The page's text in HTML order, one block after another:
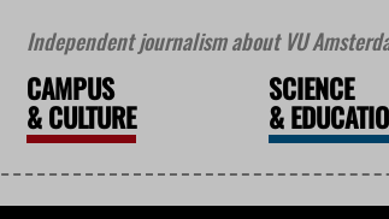
Independent journalism about VU
CAMPUS
&CULTURE
SCIENCE
&